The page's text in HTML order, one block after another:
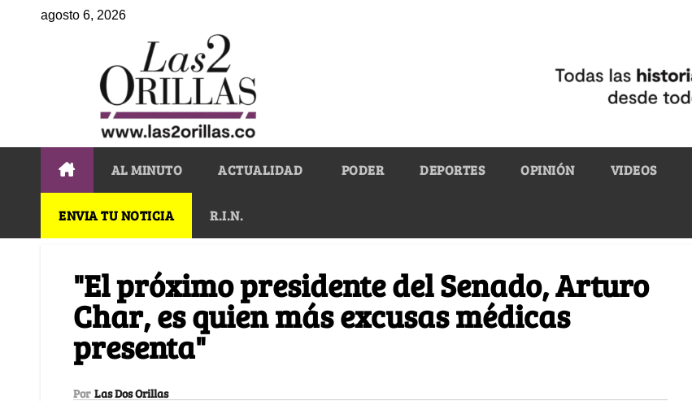
agosto 6, 2026
AL MINUTO ACTUALIDAD PODER DEPORTES OPINIÓN VIDEOS
ENVIA TU NOTICIA R.I.N.
"El próximo presidente del Senado, Arturo
Char, es quien más excusas médicas
presenta"
Por Las Dos Orillas